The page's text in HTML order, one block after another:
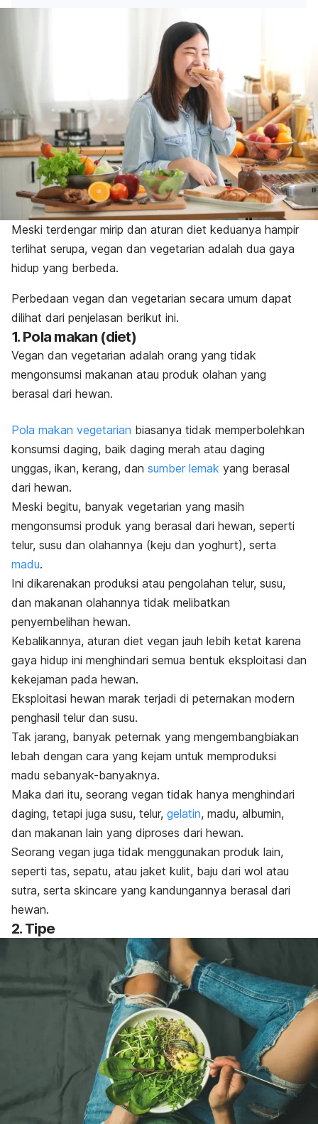
Meski terdengar mirip dan aturan diet keduanya hampir
terlihat serupa, vegan dan vegetarian adalah dua gaya
hidup yang berbeda.
Perbedaan vegan dan vegetarian secara umum dapat
dilihat dari penjelasan berikut ini.
1. Pola makan (diet)
Vegan dan vegetarian adalah orang yang tidak
mengonsumsi makanan atau produk olahan yang
berasal dari hewan.
Pola makan vegetarian biasanya tidak memperbolehkan
konsumsi daging, baik daging merah atau daging
unggas, ikan, kerang, dan sumber lemak yang berasal
dari hewan.
Meski begitu, banyak vegetarian yang masih
mengonsumsi produk yang berasal dari hewan, seperti
telur, susu dan olahannya (keju dan yoghurt), serta
madu.
Ini dikarenakan produksi atau pengolahan telur, susu,
dan makanan olahannya tidak melibatkan
penyembelihan hewan.
Kebalikannya, aturan diet vegan jauh lebih ketat karena
gaya hidup ini menghindari semua bentuk eksploitasi dan
kekejaman pada hewan.
Eksploitasi hewan marak terjadi di peternakan modern
penghasil telur dan susu.
Tak jarang, banyak peternak yang mengembangbiakan
lebah dengan cara yang kejam untuk memproduksi
madu sebanyak-banyaknya.
Maka dari itu, seorang vegan tidak hanya menghindari
daging, tetapi juga susu, telur, gelatin, madu, albumin,
dan makanan lain yang diproses dari hewan.
Seorang vegan juga tidak menggunakan produk lain,
seperti tas, sepatu, atau jaket kulit, baju dari wol atau
sutra, serta skincare yang kandungannya berasal dari
hewan.
2. Tipe